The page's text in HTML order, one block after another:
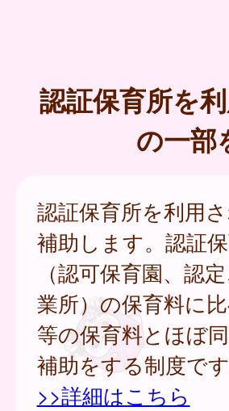
認証保育所を
の一部
認証保育所を利用
補助します。認証
（認可保育園、認
業所）の保育料に
等の保育料とほぼ
補助をする制度です
>>詳細はこちら